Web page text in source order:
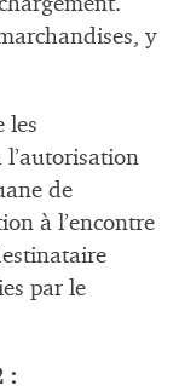
y
les
l’autorisation
de
à l’encontre
par le
: